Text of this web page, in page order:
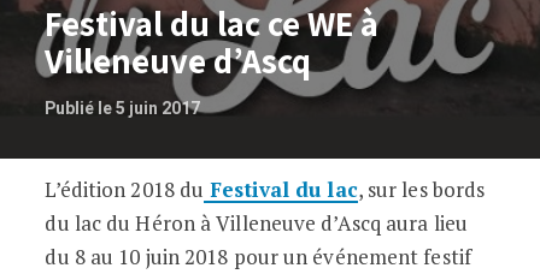
Festival du lac ce WE à
Villeneuve d’Ascq
Publié le 5 juin 2017
Festival du lac ce WE à Villeneuve d’Ascq
L’édition 2018 du Festival du lac, sur les bords
du lac du Héron à Villeneuve d’Ascq aura lieu
du 8 au 10 juin 2018 pour un événement festif